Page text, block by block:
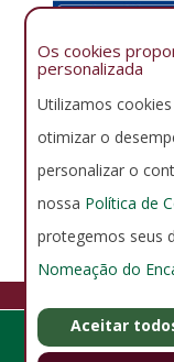
GERENCIAR COOKIES
Rua Álvaro Chaves
Os cookies
personalizada
Utilizamos
otimizar o
personalizar o
nossa Política de
protegemos seus
Nomeação do
Aceitar